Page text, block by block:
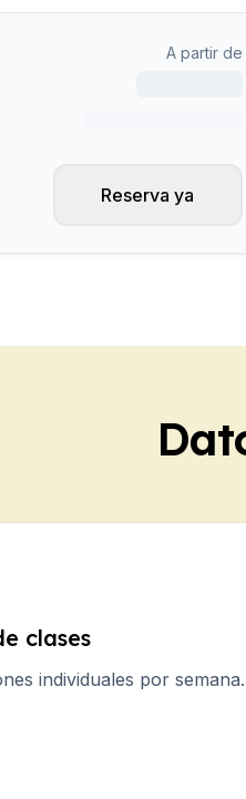
SIELE
línea
A partir de
Reserva ya
clases
individuales por semana.